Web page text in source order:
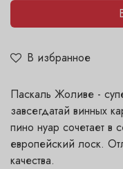
В избранное
Паскаль Жоливе -
завсегдатай винных
пино нуар сочетает в
европейский лоск.
качества.